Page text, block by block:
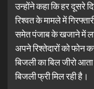
उन्होंने कहा कि हर दूसरे
रिश्वत के मामले में
समेत पंजाब के खजाने में
अपने रिश्तेदारों को फोन
बिजली का बिल जीरो
बिजली फ्री मिल रही है।